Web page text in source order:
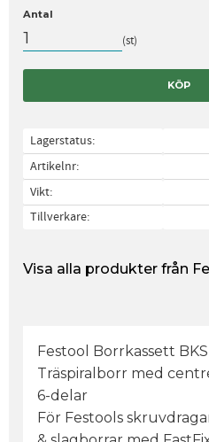
Antal
st
KÖP
Lagerstatus
Artikelnr
Vikt
Tillverkare
Visa alla produkter från
Festool Borrkassett BKS
Träspiralborr med
6-delar
För Festools